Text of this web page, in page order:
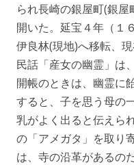
られ長崎の銀屋町(銀
開いた。延宝４年（１
伊良林(現地)へ移転、現
民話「産女の幽霊」は
開帳のときは、幽霊に
すると、子を思う母の
乳がよく出ると伝えら
の「アメガタ」を取り
は、寺の沿革があるの